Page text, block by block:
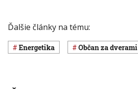
Ďalšie články na tému:
Energetika Občan za dverami